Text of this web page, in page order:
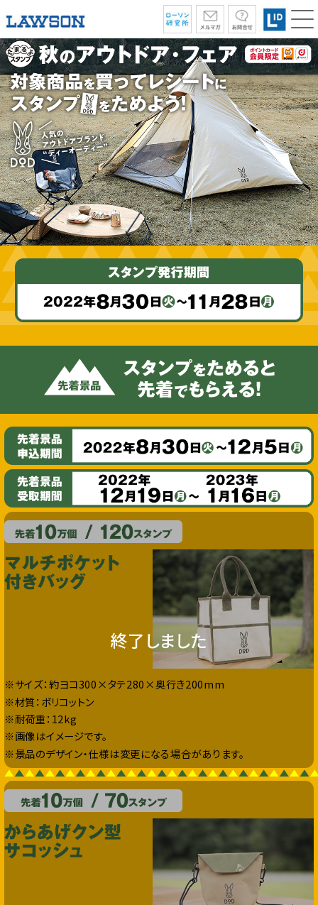
終了しました
※サイズ：約ヨコ300×タテ280×奥行き200mm
※材質：ポリコットン
※耐荷重：12kg
※画像はイメージです。
※景品のデザイン・仕様は変更になる場合があります。